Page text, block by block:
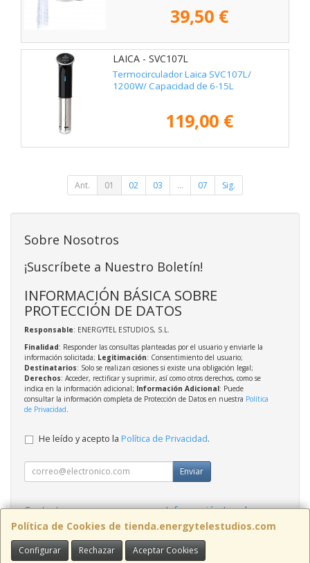
39,50 €
LAICA - SVC107L
Termocirculador Laica SVC107L/
1200W/ Capacidad de 6-15L
119,00 €
Ant. 01 02 03 ... 07 Sig.
Política de Cookies de tienda.energytelestudios.com
Configurar Rechazar Aceptar Cookies
Sobre Nosotros
¡Suscríbete a Nuestro Boletín!
INFORMACIÓN BÁSICA SOBRE
PROTECCIÓN DE DATOS
Responsable: ENERGYTEL ESTUDIOS, S.L.
Finalidad: Responder las consultas planteadas por el usuario y enviarle la
información solicitada; Legitimación: Consentimiento del usuario;
Destinatarios: Solo se realizan cesiones si existe una obligación legal;
Derechos: Acceder, rectificar y suprimir, así como otros derechos, como se
indica en la información adicional; Información Adicional: Puede
consultar la información completa de Protección de Datos en nuestra Política
de Privacidad.
He leído y acepto la Política de Privacidad.
Enviar
Contacto
Información Legal
Política Privacidad
Política de Cookies
Contacto